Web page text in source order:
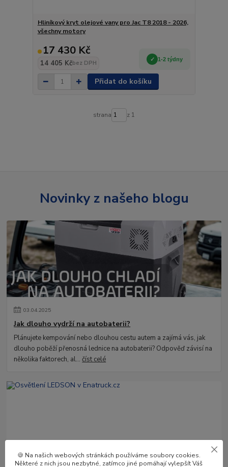
Hliníkový kryt olejové vany pro Jac T8 2018 - 2026,
všechny motory
17 430 Kč
14 405 Kčbez DPH
1-2 týdny
Přidat do košíku
strana z 1
Novinky z našeho blogu
03.04.2025
Jak dlouho vydrží na autobaterii?
Plánujete kempování nebo dlouhou cestu autem a zajímá vás, jak
dlouho poběží přenosná lednice na autobaterii? Odpověď závisí na
několika faktorech, al...číst celé
🍪 Na našich webových stránkách používáme soubory cookies.
Některé z nich jsou nezbytné, zatímco jiné pomáhají vylepšít Váš